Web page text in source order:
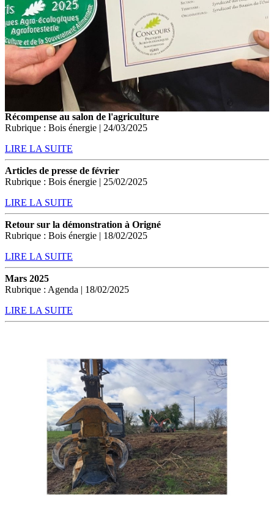
Récompense au salon de l'agriculture
Rubrique : Bois énergie | 24/03/2025
LIRE LA SUITE
Articles de presse de février
Rubrique : Bois énergie | 25/02/2025
LIRE LA SUITE
Retour sur la démonstration à Origné
Rubrique : Bois énergie | 18/02/2025
LIRE LA SUITE
Mars 2025
Rubrique : Agenda | 18/02/2025
LIRE LA SUITE